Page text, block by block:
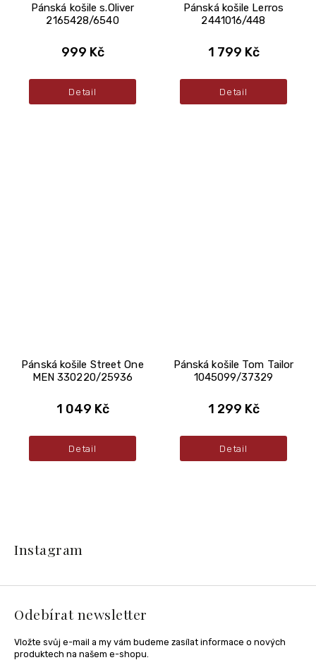
Pánská košile s.Oliver
2165428/6540
999 Kč
Detail
Pánská košile Lerros
2441016/448
1 799 Kč
Detail
Pánská košile Street One
MEN 330220/25936
1 049 Kč
Detail
Pánská košile Tom Tailor
1045099/37329
1 299 Kč
Detail
t
Instagram
Odebírat newsletter
Vložte svůj e-mail a my vám budeme zasílat informace o nových
produktech na našem e-shopu.